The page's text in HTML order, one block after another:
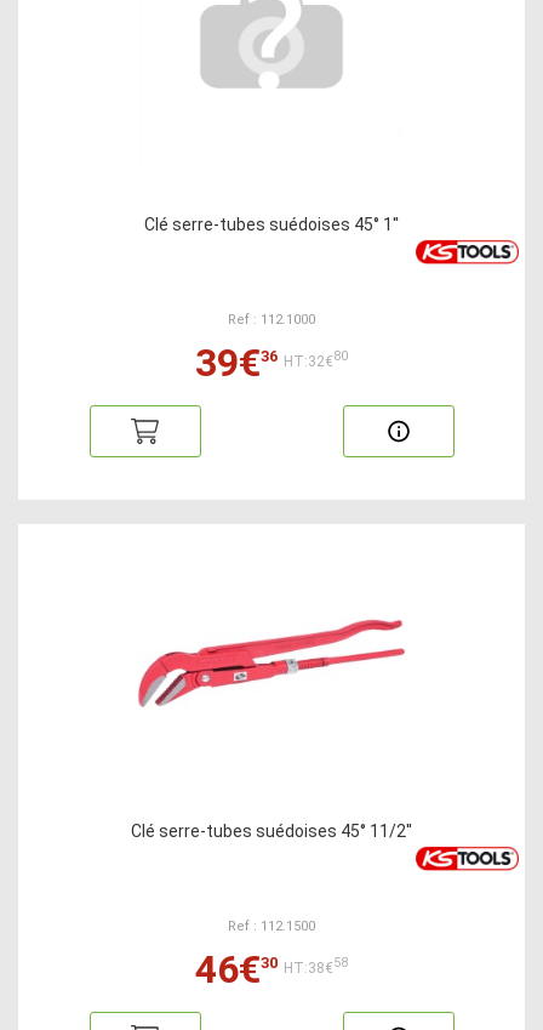
Clé serre-tubes suédoises 45° 1''
Ref : 112.1000
39€36 HT:32€80
Clé serre-tubes suédoises 45° 11/2''
Ref : 112.1500
46€30 HT:38€58